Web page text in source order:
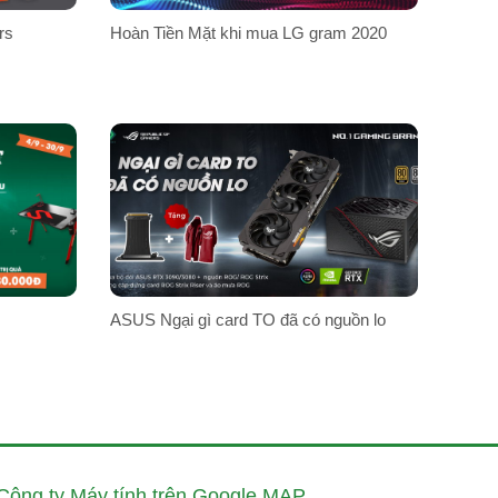
Hoàn Tiền Mặt khi mua LG gram 2020
ASUS Ngại gì card TO đã có nguồn lo